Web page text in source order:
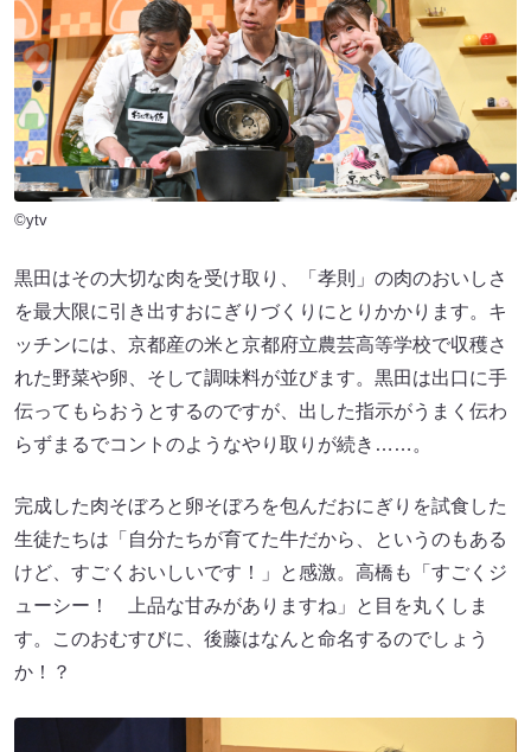
©ytv
黒田はその大切な肉を受け取り、「孝則」の肉のおいしさ
を最大限に引き出すおにぎりづくりにとりかかります。キ
ッチンには、京都産の米と京都府立農芸高等学校で収穫さ
れた野菜や卵、そして調味料が並びます。黒田は出口に手
伝ってもらおうとするのですが、出した指示がうまく伝わ
らずまるでコントのようなやり取りが続き……。
完成した肉そぼろと卵そぼろを包んだおにぎりを試食した
生徒たちは「自分たちが育てた牛だから、というのもある
けど、すごくおいしいです！」と感激。高橋も「すごくジ
ューシー！ 上品な甘みがありますね」と目を丸くしま
す。このおむすびに、後藤はなんと命名するのでしょう
か！？